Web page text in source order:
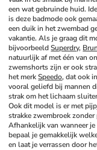
een wat gebruinde huid.
is deze badmode ook
een duik in het zwembad
vakantie. Als je graag dit
bijvoorbeeld Superdry,
natuurlijk af met één van
zwemshorts zijn er ook
het merk Speedo, dat ook
vooral geliefd bij mannen
strak om het lichaam
Ook dit model is er met
strakke zwembroek
Afhankelijk van wanneer
bepaal je gemakkelijk
en laat je verrassen door